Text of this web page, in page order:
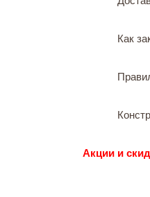
Как
Акции и